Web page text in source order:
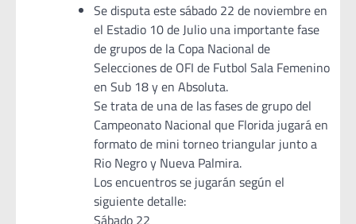
Se disputa este sábado 22 de noviembre en
el Estadio 10 de Julio una importante fase
de grupos de la Copa Nacional de
Selecciones de OFI de Futbol Sala Femenino
en Sub 18 y en Absoluta.
Se trata de una de las fases de grupo del
Campeonato Nacional que Florida jugará en
formato de mini torneo triangular junto a
Rio Negro y Nueva Palmira.
Los encuentros se jugarán según el
siguiente detalle: